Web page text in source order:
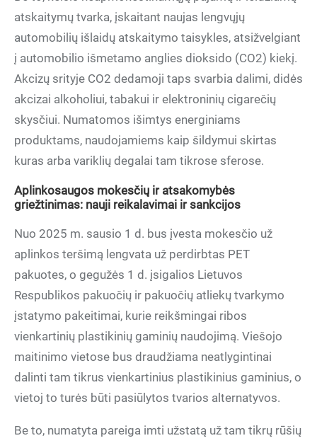
atskaitymų tvarka, įskaitant naujas lengvųjų
automobilių išlaidų atskaitymo taisykles, atsižvelgiant
į automobilio išmetamo anglies dioksido (CO2) kiekį.
Akcizų srityje CO2 dedamoji taps svarbia dalimi, didės
akcizai alkoholiui, tabakui ir elektroninių cigarečių
skysčiui. Numatomos išimtys energiniams
produktams, naudojamiems kaip šildymui skirtas
kuras arba variklių degalai tam tikrose sferose.
Aplinkosaugos mokesčių ir atsakomybės
griežtinimas: nauji reikalavimai ir sankcijos
Nuo 2025 m. sausio 1 d. bus įvesta mokesčio už
aplinkos teršimą lengvata už perdirbtas PET
pakuotes, o gegužės 1 d. įsigalios Lietuvos
Respublikos pakuočių ir pakuočių atliekų tvarkymo
įstatymo pakeitimai, kurie reikšmingai ribos
vienkartinių plastikinių gaminių naudojimą. Viešojo
maitinimo vietose bus draudžiama neatlygintinai
dalinti tam tikrus vienkartinius plastikinius gaminius, o
vietoj to turės būti pasiūlytos tvarios alternatyvos.
Be to, numatyta pareiga imti užstatą už tam tikrų rūšių